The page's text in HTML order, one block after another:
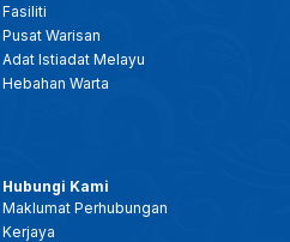
Fasiliti
Pusat Warisan
Adat Istiadat Melayu
Hebahan Warta
Hubungi Kami
Maklumat Perhubungan
Kerjaya